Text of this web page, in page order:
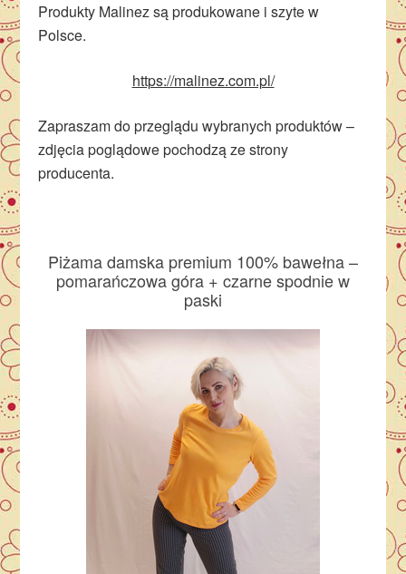
Produkty Malinez są produkowane i szyte w
Polsce.
https://malinez.com.pl/
Zapraszam do przeglądu wybranych produktów –
zdjęcia poglądowe pochodzą ze strony
producenta.
Piżama damska premium 100% bawełna –
pomarańczowa góra + czarne spodnie w
paski